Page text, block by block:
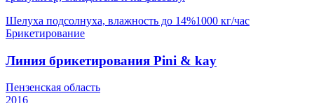
Шелуха подсолнуха, влажность до 14%1000 кг/час
Брикетирование
Линия брикетирования Pini & kay
Пензенская область
2016